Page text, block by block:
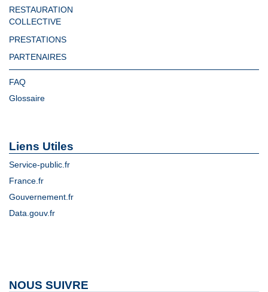
RESTAURATION
COLLECTIVE
PRESTATIONS
PARTENAIRES
FAQ
Glossaire
Liens Utiles
Service-public.fr
France.fr
Gouvernement.fr
Data.gouv.fr
NOUS SUIVRE